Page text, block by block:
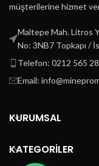
müşterilerine hizmet
Maltepe Mah. Litros
No: 3NB7 Topkapı /
Telefon: 0212 565
Email:
KURUMSAL
KATEGORİLER